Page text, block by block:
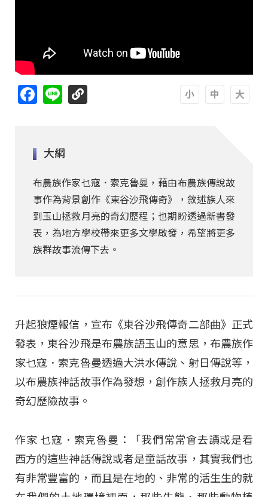
Facebook
Line
大綱
布農族作家乜寇．索克魯曼，藉由布農族傳說故
事作為背景創作《東谷沙飛傳奇》，敘述族人來
到玉山拯救月亮的奇幻歷程；也期盼透過新書發
表，為地方學校帶來更多文學啟發，希望將更多
族群故事流傳下去。
升起狼煙報信，宣布《東谷沙飛傳奇二部曲》正式
發表，東谷沙飛是布農族語玉山的意思，布農族作
家乜寇．索克魯曼透過大洪水傳說、射日傳說等，
以布農族神話故事作為發想，創作族人拯救月亮的
奇幻歷險故事。
作家 乜寇．索克魯曼：「我們常常會去讀或是看
西方的這些神話傳說或者是童話故事，其實我們也
有非常豐富的，而且是在地的、非常的活生生的就